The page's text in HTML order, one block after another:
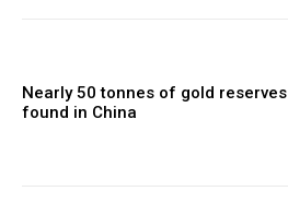
Nearly 50 tonnes of gold reserves
found in China